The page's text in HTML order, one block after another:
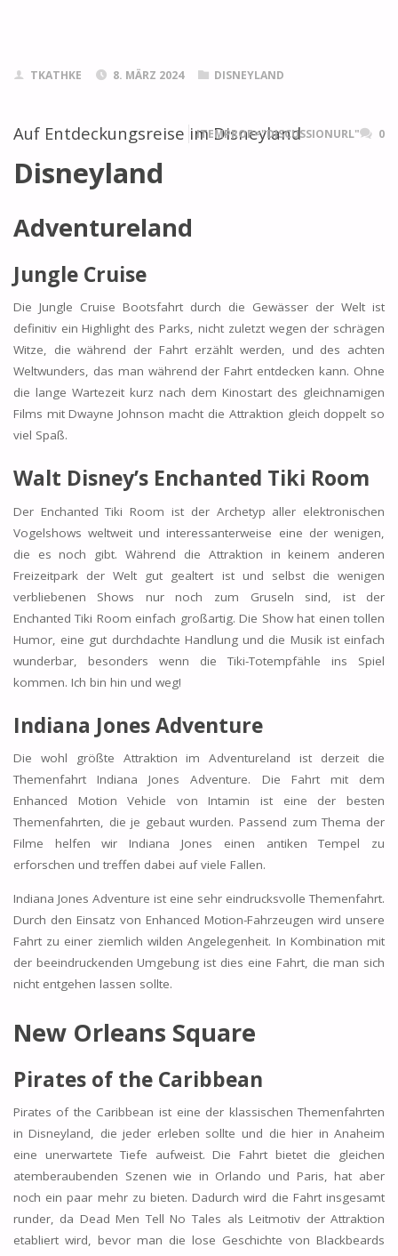
TKATHKE 8. MÄRZ 2024 DISNEYLAND
Auf Entdeckungsreise im Disneyland
ITEMPROP="DISCUSSIONURL" 0
Disneyland
Adventureland
Jungle Cruise
Die Jungle Cruise Bootsfahrt durch die Gewässer der Welt ist
definitiv ein Highlight des Parks, nicht zuletzt wegen der schrägen
Witze, die während der Fahrt erzählt werden, und des achten
Weltwunders, das man während der Fahrt entdecken kann. Ohne
die lange Wartezeit kurz nach dem Kinostart des gleichnamigen
Films mit Dwayne Johnson macht die Attraktion gleich doppelt so
viel Spaß.
Walt Disney’s Enchanted Tiki Room
Der Enchanted Tiki Room ist der Archetyp aller elektronischen
Vogelshows weltweit und interessanterweise eine der wenigen,
die es noch gibt. Während die Attraktion in keinem anderen
Freizeitpark der Welt gut gealtert ist und selbst die wenigen
verbliebenen Shows nur noch zum Gruseln sind, ist der
Enchanted Tiki Room einfach großartig. Die Show hat einen tollen
Humor, eine gut durchdachte Handlung und die Musik ist einfach
wunderbar, besonders wenn die Tiki-Totempfähle ins Spiel
kommen. Ich bin hin und weg!
Indiana Jones Adventure
Die wohl größte Attraktion im Adventureland ist derzeit die
Themenfahrt Indiana Jones Adventure. Die Fahrt mit dem
Enhanced Motion Vehicle von Intamin ist eine der besten
Themenfahrten, die je gebaut wurden. Passend zum Thema der
Filme helfen wir Indiana Jones einen antiken Tempel zu
erforschen und treffen dabei auf viele Fallen.
Indiana Jones Adventure ist eine sehr eindrucksvolle Themenfahrt.
Durch den Einsatz von Enhanced Motion-Fahrzeugen wird unsere
Fahrt zu einer ziemlich wilden Angelegenheit. In Kombination mit
der beeindruckenden Umgebung ist dies eine Fahrt, die man sich
nicht entgehen lassen sollte.
New Orleans Square
Pirates of the Caribbean
Pirates of the Caribbean ist eine der klassischen Themenfahrten
in Disneyland, die jeder erleben sollte und die hier in Anaheim
eine unerwartete Tiefe aufweist. Die Fahrt bietet die gleichen
atemberaubenden Szenen wie in Orlando und Paris, hat aber
noch ein paar mehr zu bieten. Dadurch wird die Fahrt insgesamt
runder, da Dead Men Tell No Tales als Leitmotiv der Attraktion
etabliert wird, bevor man die lose Geschichte von Blackbeards